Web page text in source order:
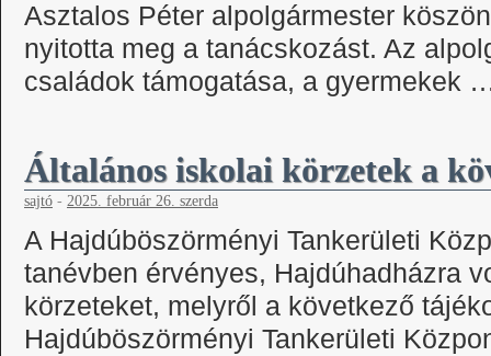
Asztalos Péter alpolgármester
nyitotta meg a tanácskozást. Az
családok támogatása, a gyermekek
Általános iskolai körzetek a
sajtó - 2025. február 26. szerda
A Hajdúböszörményi Tankerületi
tanévben érvényes, Hajdúhadházra
körzeteket, melyről a következő
Hajdúböszörményi Tankerületi